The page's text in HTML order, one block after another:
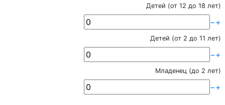
Детей (от 12 до 18 лет)
−+
Детей (от 2 до 11 лет)
−+
Младенец (до 2 лет)
−+